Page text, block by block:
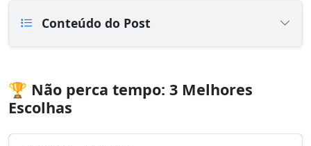
Conteúdo do Post
🏆 Não perca tempo: 3 Melhores
Escolhas